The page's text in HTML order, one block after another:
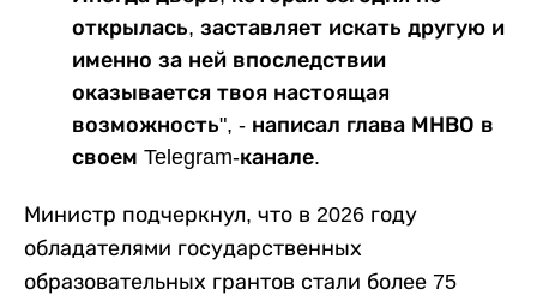
открылась, заставляет искать другую и
именно за ней впоследствии
оказывается твоя настоящая
возможность", - написал глава МНВО в
своем Telegram-канале.
Министр подчеркнул, что в 2026 году
обладателями государственных
образовательных грантов стали более 75